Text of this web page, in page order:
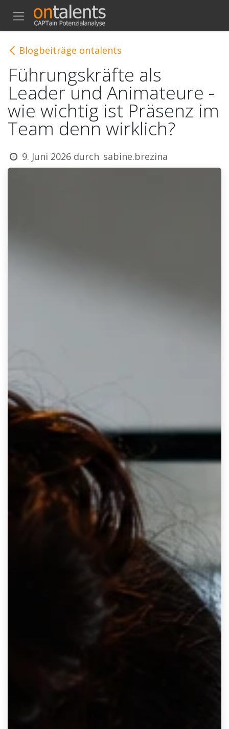
ZUM INHALT SPRINGEN
Blogbeiträge ontalents
Führungskräfte als
Leader und Animateure -
wie wichtig ist Präsenz im
Team denn wirklich?
9. Juni 2026 durch sabine.brezina